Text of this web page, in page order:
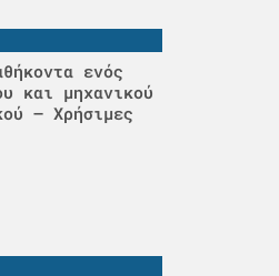
ενός
και μηχανικού
– Χρήσιμες